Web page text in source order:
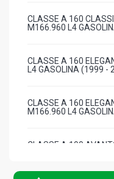
CLASSE A 160
M166.960 L4
CLASSE A 160
L4 GASOLINA (1999 -
CLASSE A 160
M166.960 L4
CLASSE A 190